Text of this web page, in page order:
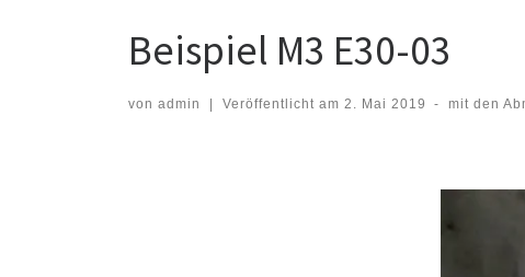
Beispiel M3 E30-03
von admin | Veröffentlicht am 2. Mai 2019 - mit den